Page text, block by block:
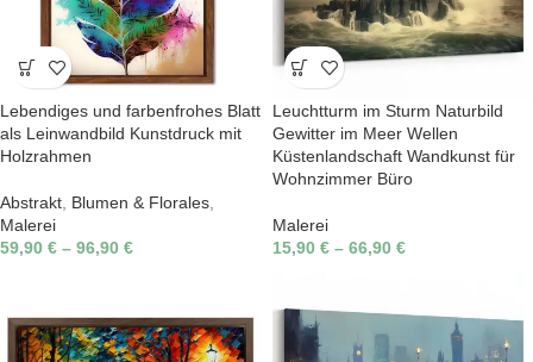
Lebendiges und farbenfrohes Blatt
als Leinwandbild Kunstdruck mit
Holzrahmen
Abstrakt Blumen & Florales
Malerei
59,90 € – 96,90 €
Leuchtturm im Sturm Naturbild
Gewitter im Meer Wellen
Küstenlandschaft Wandkunst für
Wohnzimmer Büro
Malerei
15,90 € – 66,90 €